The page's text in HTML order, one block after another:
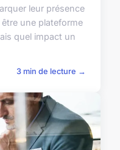
leur présence
une plateforme
quel impact un
3 min de lecture →